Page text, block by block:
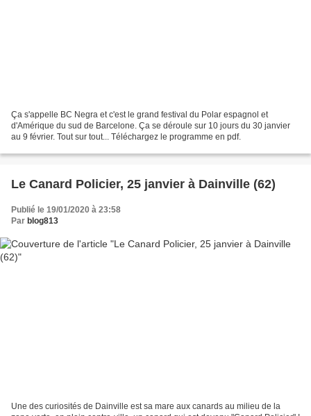
Ça s'appelle BC Negra et c'est le grand festival du Polar espagnol et
d'Amérique du sud de Barcelone. Ça se déroule sur 10 jours du 30 janvier
au 9 février. Tout sur tout... Téléchargez le programme en pdf.
Le Canard Policier, 25 janvier à Dainville (62)
Publié le 19/01/2020 à 23:58
Par blog813
Une des curiosités de Dainville est sa mare aux canards au milieu de la